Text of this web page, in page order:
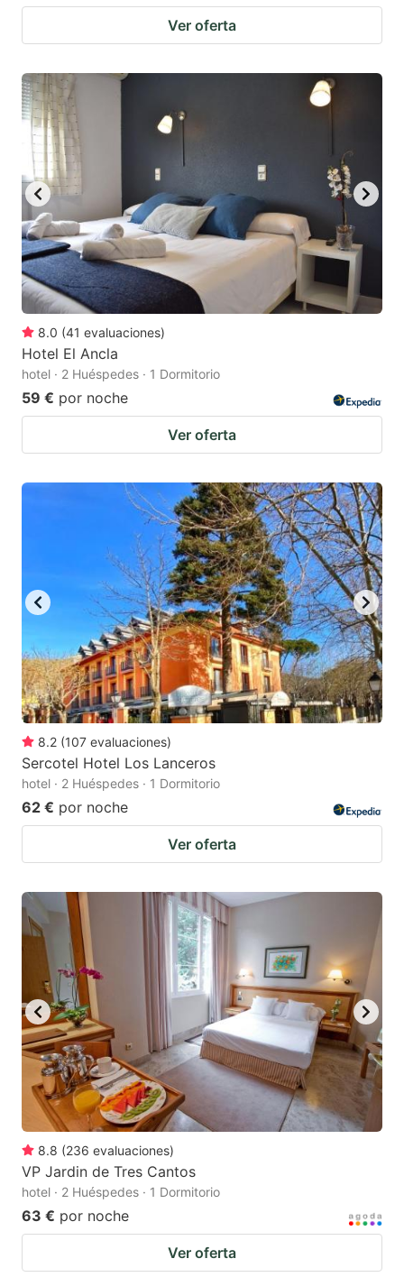
Ver oferta
8.0 (41 evaluaciones)
Hotel El Ancla
hotel · 2 Huéspedes · 1 Dormitorio
59 € por noche
Ver oferta
8.2 (107 evaluaciones)
Sercotel Hotel Los Lanceros
hotel · 2 Huéspedes · 1 Dormitorio
62 € por noche
Ver oferta
8.8 (236 evaluaciones)
VP Jardin de Tres Cantos
hotel · 2 Huéspedes · 1 Dormitorio
63 € por noche
Ver oferta